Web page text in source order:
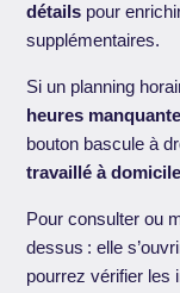
détails pour
supplémentaires.
Si un planning
heures
bouton bascule à
travaillé à
Pour consulter ou
dessus : elle
pourrez vérifier les